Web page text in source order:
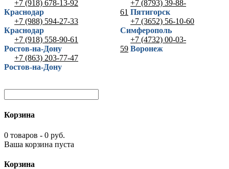
+7 (918) 678-13-92
Краснодар
+7 (988) 594-27-33
Краснодар
+7 (918) 558-90-61
Ростов-на-Дону
+7 (863) 203-77-47
Ростов-на-Дону
+7 (8793) 39-88-
61 Пятигорск
+7 (3652) 56-10-60
Симферополь
+7 (4732) 00-03-
59 Воронеж
Корзина
0 товаров - 0 руб.
Ваша корзина пуста
Корзина